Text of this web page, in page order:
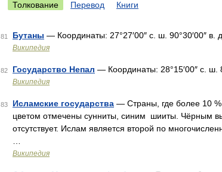
Толкование Перевод Книги
81 Бутаны — Координаты: 27°27′00″ с. ш. 90°30′00″
Википедия
82 Государство Непал — Координаты: 28°15′00″ с. ш.
Википедия
83 Исламские государства — Страны, где более 10
цветом отмечены сунниты, синим шииты. Чёрным
отсутствует. Ислам является второй по
Википедия